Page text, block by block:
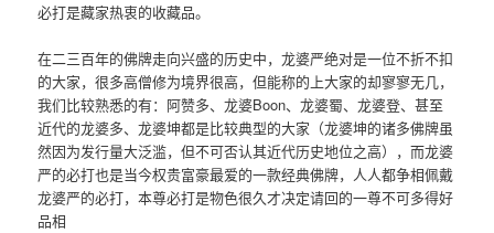
必打是藏家热衷的收藏品。
在二三百年的佛牌走向兴盛的历史中，龙婆严绝对是一位不折不扣
的大家，很多高僧修为境界很高，但能称的上大家的却寥寥无几，
我们比较熟悉的有：阿赞多、龙婆Boon、龙婆蜀、龙婆登、甚至
近代的龙婆多、龙婆坤都是比较典型的大家（龙婆坤的诸多佛牌虽
然因为发行量大泛滥，但不可否认其近代历史地位之高），而龙婆
严的必打也是当今权贵富豪最爱的一款经典佛牌，人人都争相佩戴
龙婆严的必打，本尊必打是物色很久才决定请回的一尊不可多得好
品相